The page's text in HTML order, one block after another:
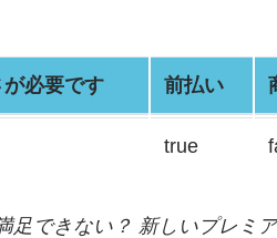
が必要です 前払い
true
足できない？ 新しいプレミ